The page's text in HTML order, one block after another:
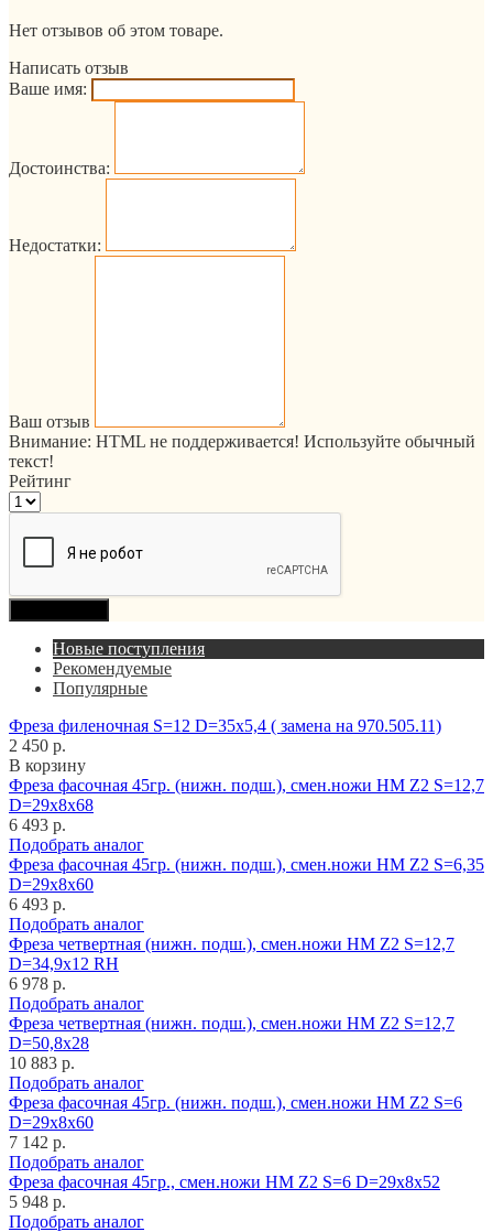
Нет отзывов об этом товаре.
Написать отзыв
Ваше имя:
Достоинства:
Недостатки:
Ваш отзыв
Внимание: HTML не поддерживается! Используйте обычный
текст!
Рейтинг
Новые поступления
Рекомендуемые
Популярные
Фреза филеночная S=12 D=35x5,4 ( замена на 970.505.11)
2 450 р.
В корзину
Фреза фасочная 45гр. (нижн. подш.), смен.ножи HM Z2 S=12,7
D=29x8x68
6 493 р.
Подобрать аналог
Фреза фасочная 45гр. (нижн. подш.), смен.ножи HM Z2 S=6,35
D=29x8x60
6 493 р.
Подобрать аналог
Фреза четвертная (нижн. подш.), смен.ножи HM Z2 S=12,7
D=34,9x12 RH
6 978 р.
Подобрать аналог
Фреза четвертная (нижн. подш.), смен.ножи HM Z2 S=12,7
D=50,8x28
10 883 р.
Подобрать аналог
Фреза фасочная 45гр. (нижн. подш.), смен.ножи HM Z2 S=6
D=29x8x60
7 142 р.
Подобрать аналог
Фреза фасочная 45гр., смен.ножи HM Z2 S=6 D=29x8x52
5 948 р.
Подобрать аналог